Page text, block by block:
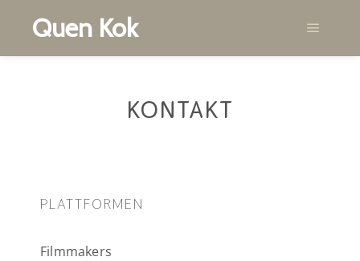
Quen Kok
KONTAKT
PLATTFORMEN
Filmmakers